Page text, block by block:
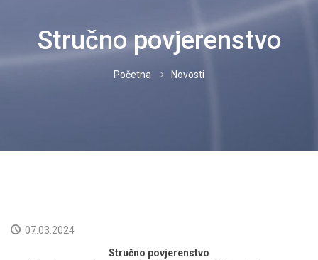
PROPISI
NOVOSTI
Stručno povjerenstvo
Početna Novosti
07.03.2024
Stručno povjerenstvo